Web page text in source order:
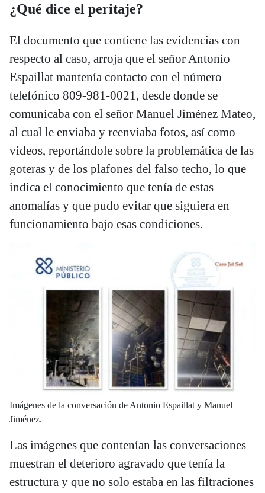
¿Qué dice el peritaje?
El documento que contiene las evidencias con
respecto al caso, arroja que el señor Antonio
Espaillat mantenía contacto con el número
telefónico 809-981-0021, desde donde se
comunicaba con el señor Manuel Jiménez Mateo,
al cual le enviaba y reenviaba fotos, así como
videos, reportándole sobre la problemática de las
goteras y de los plafones del falso techo, lo que
indica el conocimiento que tenía de estas
anomalías y que pudo evitar que siguiera en
funcionamiento bajo esas condiciones.
Imágenes de la conversación de Antonio Espaillat y Manuel
Jiménez.
Las imágenes que contenían las conversaciones
muestran el deterioro agravado que tenía la
estructura y que no solo estaba en las filtraciones